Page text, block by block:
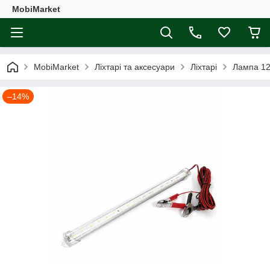
MobiMarket
MobiMarket Ліхтарі та аксесуари Ліхтарі Лампа
–14%